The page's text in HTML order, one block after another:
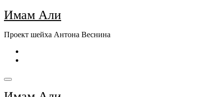
Перейти
к
Имам Али
Проект шейха Антона Веснина